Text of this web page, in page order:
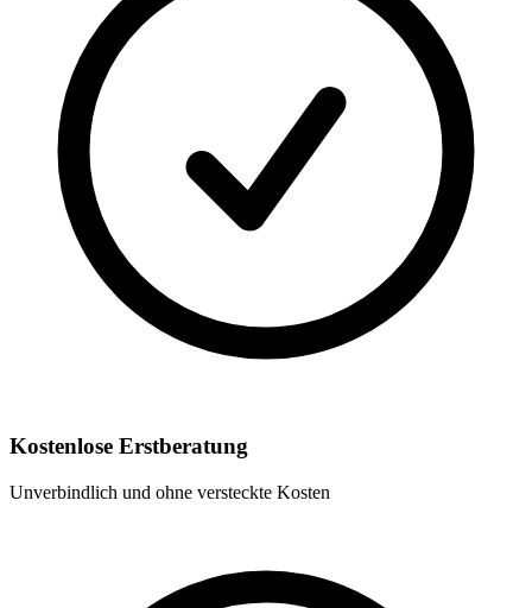
Kostenlose Erstberatung
Unverbindlich und ohne versteckte Kosten